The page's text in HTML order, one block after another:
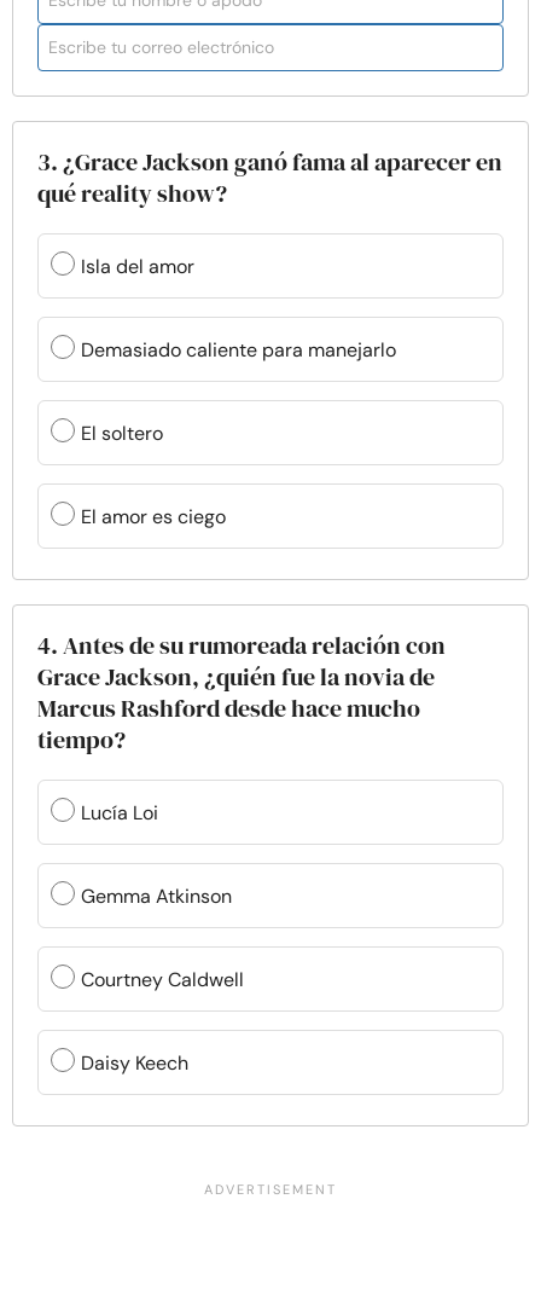
3. ¿Grace Jackson ganó fama al aparecer en
qué reality show?
Isla del amor
Demasiado caliente para manejarlo
El soltero
El amor es ciego
4. Antes de su rumoreada relación con
Grace Jackson, ¿quién fue la novia de
Marcus Rashford desde hace mucho
tiempo?
Lucía Loi
Gemma Atkinson
Courtney Caldwell
Daisy Keech